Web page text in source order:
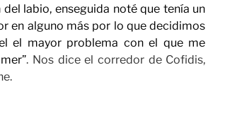
labio, enseguida noté que tenía un
en alguno más por lo que decidimos
el mayor problema con el que me
. Nos dice el corredor de Cofidis,